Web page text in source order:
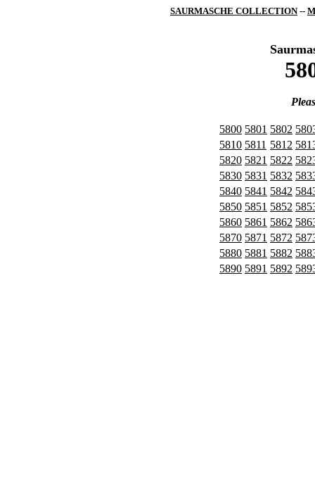
SAURMASCHE COLLECTION--
5800 5801 5802
5810 5811 5812
5820 5821 5822
5830 5831 5832
5840 5841 5842
5850 5851 5852
5860 5861 5862
5870 5871 5872
5880 5881 5882
5890 5891 5892